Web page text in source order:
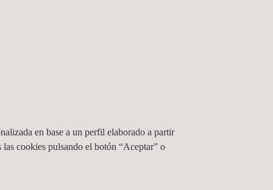
en base a un perfil elaborado a partir
cookies pulsando el botón “Aceptar” o